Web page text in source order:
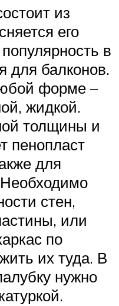
из
его
в
для балконов.
форме –
жидкой.
толщины и
пенопласт
для
стен,
или
по
их туда. В
нужно